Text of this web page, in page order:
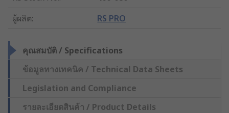
ผู้ผลิต: RS PRO
คุณสมบัติ / Specifications
ข้อมูลทางเทคนิค / Technical Data Sheets
Legislation and Compliance
รายละเอียดสินค้า / Product Details